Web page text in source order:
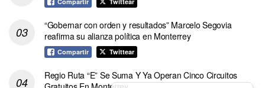
“Gobernar con orden y resultados” Marcelo Segovia
reafirma su alianza política en Monterrey
Compartir Twittear
Regio Ruta “E” Se Suma Y Ya Operan Cinco Circuitos